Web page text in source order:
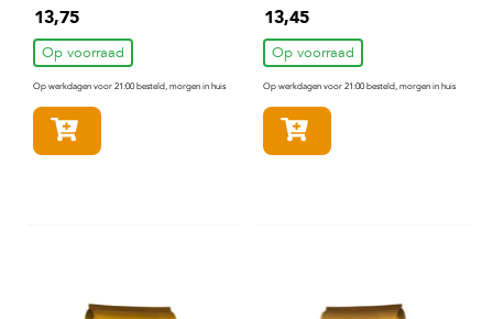
Onderhoud-Pellet
20kg
13,75
Op voorraad
Op werkdagen voor 21:00 besteld, morgen in huis
20kg
13,45
Op voorraad
Op werkdagen voor 21:00 besteld, morgen in huis